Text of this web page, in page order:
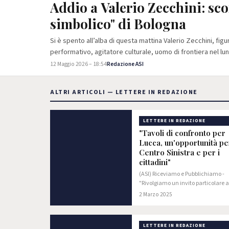
Addio a Valerio Zecchini:
simbolico" di Bologna
Si è spento all’alba di questa mattina Valerio Zecchini,
performativo, agitatore culturale, uomo di frontiera nel
12 Maggio 2026 – 18:54Redazione ASI
ALTRI ARTICOLI — LETTERE IN REDAZIONE
LETTERE IN REDAZIONE
"Tavoli di confronto per
Lucca, un'opportunità
Centro Sinistra e per i
cittadini"
(ASI) Riceviamo e Pubblichiamo -
"Rivolgiamo un invito particolare
centro sinistra, ma apriamo il
2 Marzo 2025
LETTERE IN REDAZIONE